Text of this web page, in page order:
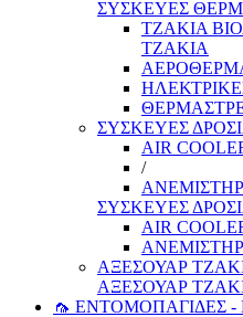
ΣΥΣΚΕΥΕΣ
ΤΖΑΚΙΑ
ΤΖΑΚΙΑ
ΣΥΣΚΕΥΕΣ
AIR
/
ΣΥΣΚΕΥΕΣ
AIR
ΑΞΕΣΟΥΑΡ
ΑΞΕΣΟΥΑΡ
🦟 ΕΝΤΟΜΟΠΑΓΙΔΕΣ